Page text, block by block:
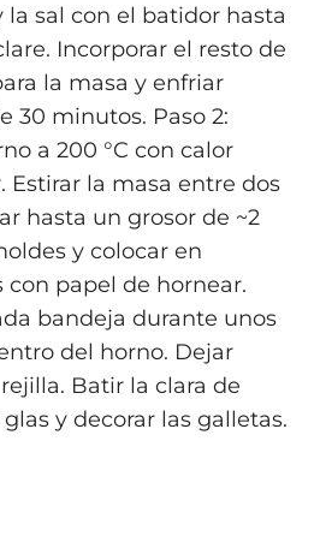
la sal con el batidor hasta
Incorporar el resto de
la masa y enfriar
30 minutos. Paso 2:
a 200 °C con calor
Estirar la masa entre dos
hasta un grosor de ~2
y colocar en
con papel de hornear.
bandeja durante unos
del horno. Dejar
Batir la clara de
y decorar las galletas.